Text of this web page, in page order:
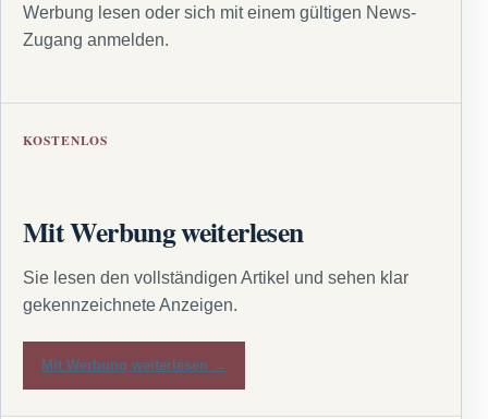
Werbung lesen oder sich mit einem gültigen News-
Zugang anmelden.
KOSTENLOS
Mit Werbung weiterlesen
Sie lesen den vollständigen Artikel und sehen klar
gekennzeichnete Anzeigen.
Mit Werbung weiterlesen →